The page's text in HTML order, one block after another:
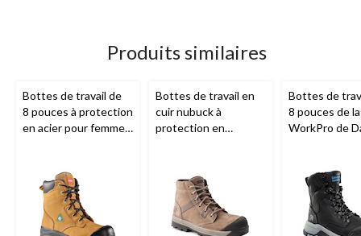
Produits similaires
Bottes de travail de
8 pouces à protection
en acier pour femmes,
Bottes de travail en
cuir nubuck à
protection en
Quad-Lite,
WorkPro Series
Bottes de
8 pouces de
WorkPro de
femmes, 8030